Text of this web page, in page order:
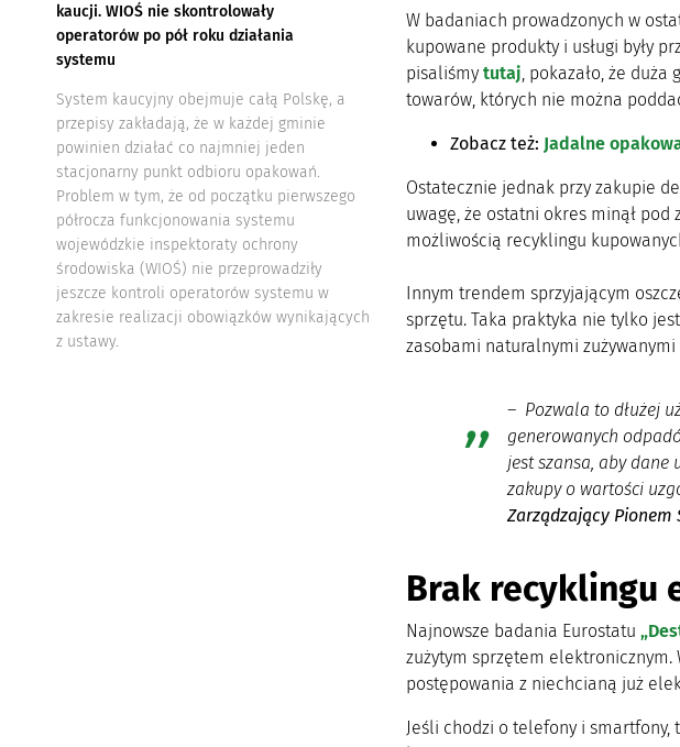
kaucji. WIOŚ nie skontrolowały
operatorów po pół roku działania
systemu
System kaucyjny obejmuje całą Polskę, a
przepisy zakładają, że w każdej gminie
powinien działać co najmniej jeden
stacjonarny punkt odbioru opakowań.
Problem w tym, że od początku pierwszego
półrocza funkcjonowania systemu
wojewódzkie inspektoraty ochrony
środowiska (WIOŚ) nie przeprowadziły
jeszcze kontroli operatorów systemu w
zakresie realizacji obowiązków wynikających
z ustawy.
W badaniach prowadzonych w
kupowane produkty i usługi były
pisaliśmy tutaj , pokazało, że
towarów, których nie można
Zobacz też: Jadalne
Ostatecznie jednak przy zakupie
uwagę, że ostatni okres minął
możliwością recyklingu
Innym trendem sprzyjającym
sprzętu. Taka praktyka nie tylko
zasobami naturalnymi
– Pozwala to dłużej
generowanych
jest szansa, aby dane
zakupy o wartości
Zarządzający Pionem
Brak recyklingu
Najnowsze badania Eurostatu
zużytym sprzętem
postępowania z niechcianą już
Jeśli chodzi o telefony i